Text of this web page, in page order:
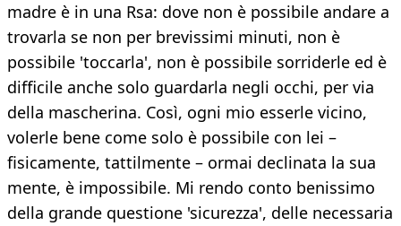
madre è in una Rsa: dove non è possibile andare a
trovarla se non per brevissimi minuti, non è
possibile 'toccarla', non è possibile sorriderle ed è
difficile anche solo guardarla negli occhi, per via
della mascherina. Così, ogni mio esserle vicino,
volerle bene come solo è possibile con lei –
fisicamente, tattilmente – ormai declinata la sua
mente, è impossibile. Mi rendo conto benissimo
della grande questione 'sicurezza', delle necessaria